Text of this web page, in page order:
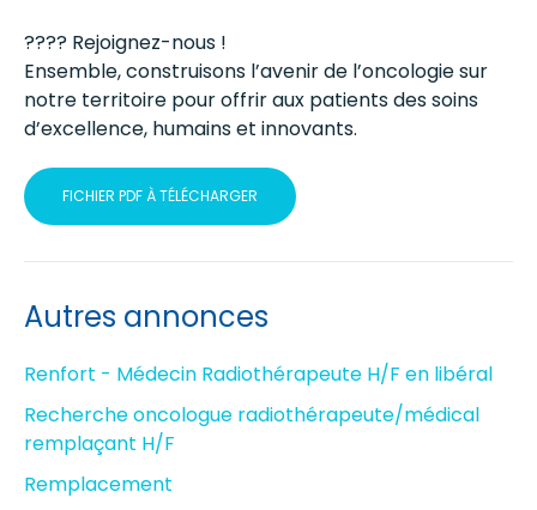
???? Rejoignez-nous !
Ensemble, construisons l’avenir de l’oncologie sur
notre territoire pour offrir aux patients des soins
d’excellence, humains et innovants.
FICHIER PDF À TÉLÉCHARGER
Autres annonces
Renfort - Médecin Radiothérapeute H/F en libéral
Recherche oncologue radiothérapeute/médical
remplaçant H/F
Remplacement